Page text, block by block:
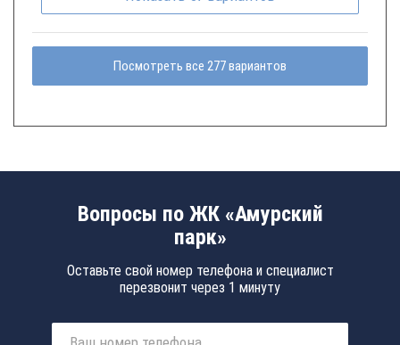
Посмотреть все 277 вариантов
Вопросы по ЖК «Амурский
парк»
Оставьте свой номер телефона и специалист
перезвонит через 1 минуту